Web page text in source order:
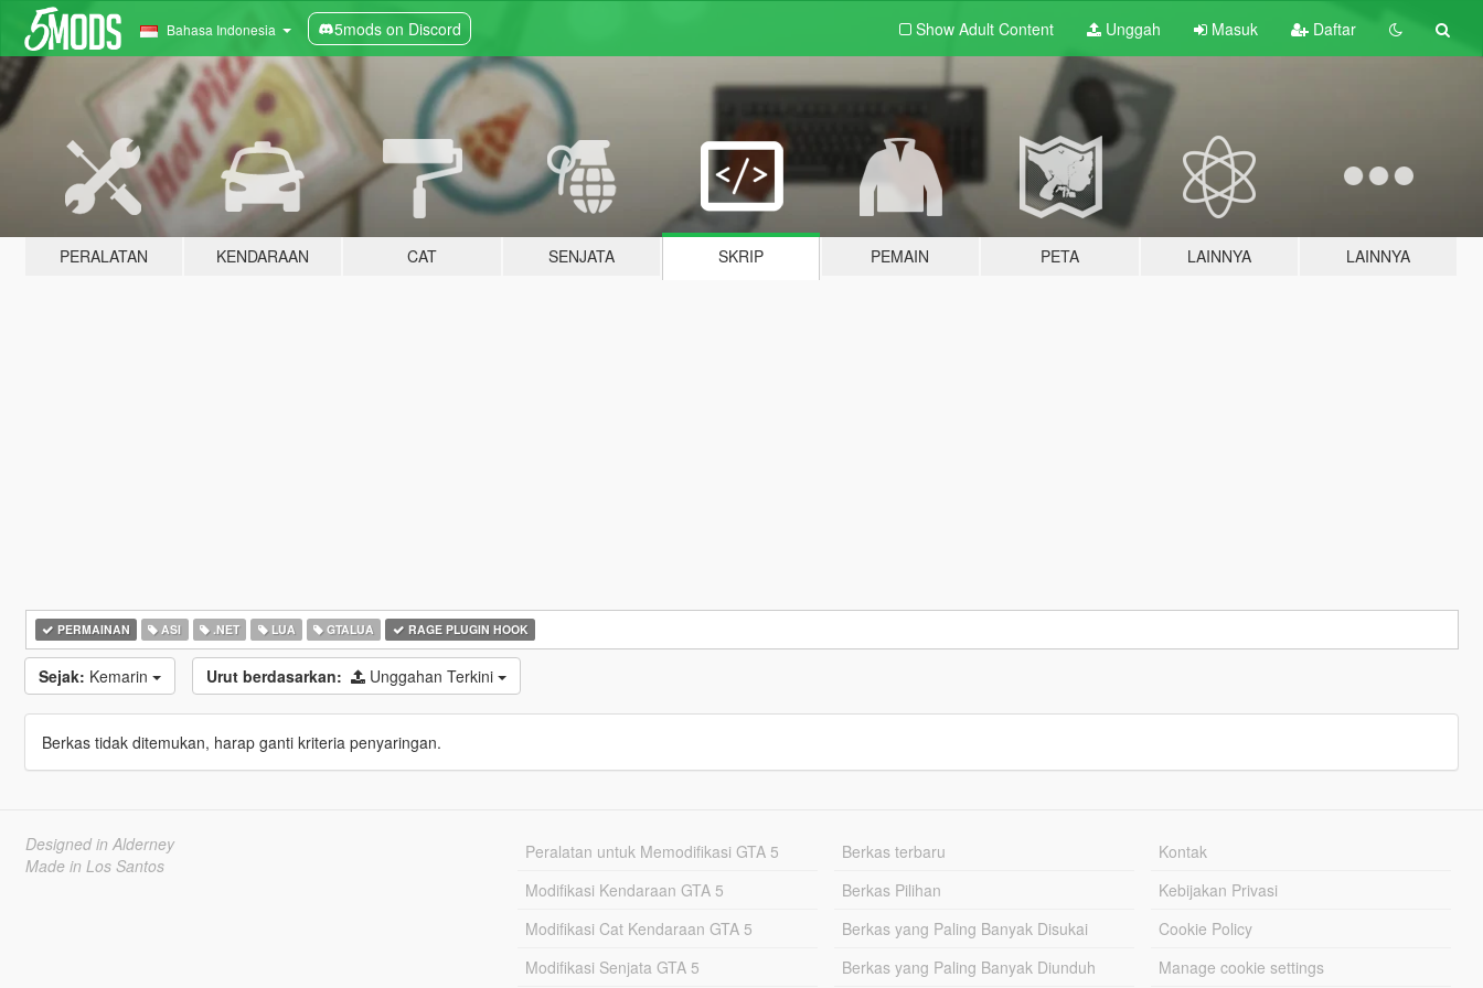
Bahasa Indonesia 5mods on Discord Show Adult Content Unggah Masuk Daftar
PERALATAN KENDARAAN CAT SENJATA SKRIP PEMAIN PETA LAINNYA LAINNYA
PERMAINAN ASI .NET LUA GTALUA RAGE PLUGIN HOOK
Sejak: Kemarin Urut berdasarkan: Unggahan Terkini
Berkas tidak ditemukan, harap ganti kriteria penyaringan.
Designed in Alderney
Made in Los Santos
Peralatan untuk Memodifikasi GTA 5
Modifikasi Kendaraan GTA 5
Modifikasi Cat Kendaraan GTA 5
Modifikasi Senjata GTA 5
Berkas terbaru
Berkas Pilihan
Berkas yang Paling Banyak Disukai
Berkas yang Paling Banyak Diunduh
Kontak
Kebijakan Privasi
Cookie Policy
Manage cookie settings